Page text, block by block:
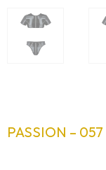
PASSION –